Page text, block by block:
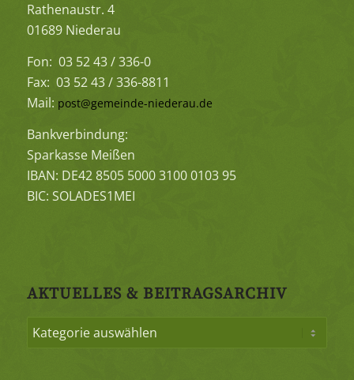
Rathenaustr. 4
01689 Niederau
Fon: 03 52 43 / 336-0
Fax: 03 52 43 / 336-8811
Mail: post@gemeinde-niederau.de
Bankverbindung:
Sparkasse Meißen
IBAN: DE42 8505 5000 3100 0103 95
BIC: SOLADES1MEI
AKTUELLES & BEITRAGSARCHIV